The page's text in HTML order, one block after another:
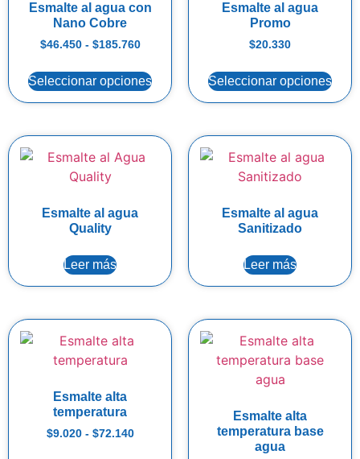
Esmalte al agua con
Nano Cobre
$46.450 - $185.760
Seleccionar opciones
Esmalte al agua
Promo
$20.330
Seleccionar opciones
Esmalte al agua
Quality
Leer más
Esmalte al agua
Sanitizado
Leer más
Esmalte alta
temperatura
$9.020 - $72.140
Esmalte alta
temperatura base
agua